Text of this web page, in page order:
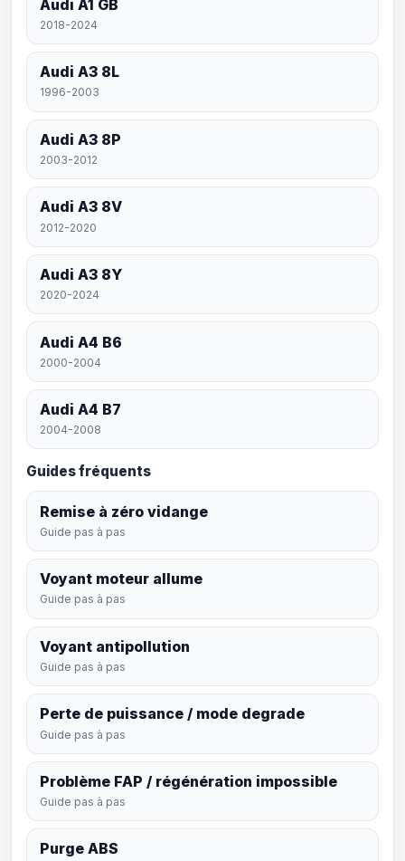
Audi A1 GB
2018-2024
Audi A3 8L
1996-2003
Audi A3 8P
2003-2012
Audi A3 8V
2012-2020
Audi A3 8Y
2020-2024
Audi A4 B6
2000-2004
Audi A4 B7
2004-2008
Guides fréquents
Remise à zéro vidange
Guide pas à pas
Voyant moteur allume
Guide pas à pas
Voyant antipollution
Guide pas à pas
Perte de puissance / mode degrade
Guide pas à pas
Problème FAP / régénération impossible
Guide pas à pas
Purge ABS